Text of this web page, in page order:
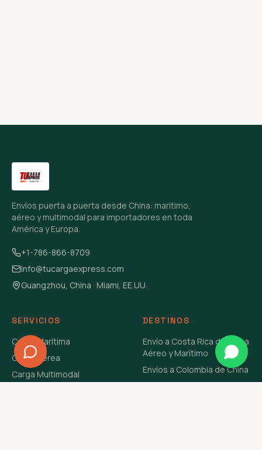
Envíos puerta a puerta desde China: marítimo,
aéreo y multimodal para importadores en toda
América y Europa.
+1-786-866-8709
info@tucargaexpress.com
Guangzhou, China · Miami, EE.UU.
SERVICIOS
Carga Marítima
Carga Aérea
Carga Multimodal
DESTINOS
Envío a Costa Rica de China
Aéreo y Marítimo
Envíos a Colombia de China